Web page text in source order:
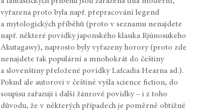
vyřazena proto byla např. přepracování legend
a mytologických příběhů (proto v seznamu nenajdete
např. některé povídky japonského klasika Rjúnosukeho
Akutagawy), naprosto byly vyřazeny horory (proto zde
nenajdete tak populární a mnohokrát do češtiny
a slovenštiny přeložené povídky Lafcadia Hearna ad.).
Pokud ale autorovi v češtině vyšla science fiction, do
soupisu zařazuji i další žánrové povídky – i z toho
důvodu, že v některých případech je poměrně obtížné